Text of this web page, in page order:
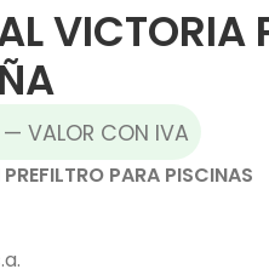
VICTORIA
— VALOR CON IVA
PARA PISCINAS